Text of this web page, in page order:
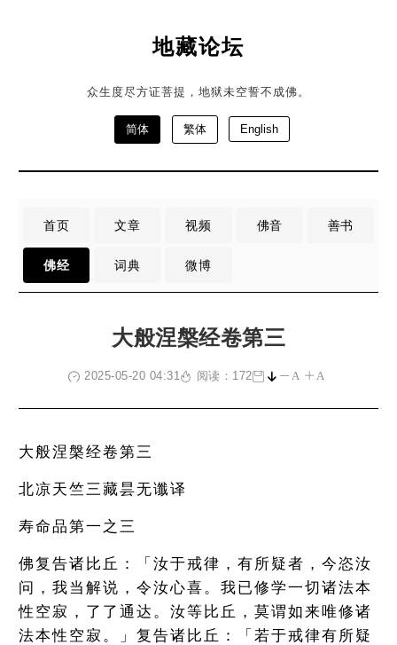
地藏论坛
众生度尽方证菩提，地狱未空誓不成佛。
简体 繁体 English
首页 文章 视频 佛音 善书
佛经 词典 微博
大般涅槃经卷第三
2025-05-20 04:31 阅读：172 A A
大般涅槃经卷第三
北凉天竺三藏昙无谶译
寿命品第一之三
佛复告诸比丘：「汝于戒律，有所疑者，今恣汝
问，我当解说，令汝心喜。我已修学一切诸法本
性空寂，了了通达。汝等比丘，莫谓如来唯修诸
法本性空寂。」复告诸比丘：「若于戒律有所疑